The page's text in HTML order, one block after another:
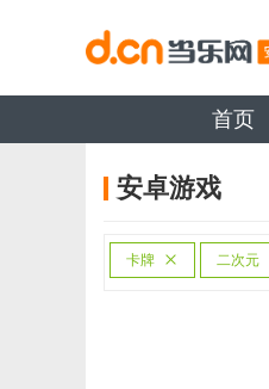
首页
安卓游戏
卡牌 二次元